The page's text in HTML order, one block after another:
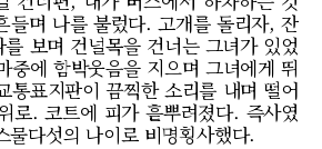
들며 나를 불렀다. 고개를 돌리자, 잔
보며 건널목을 건너는 그녀가 있었
중에 함박웃음을 지으며 그녀에게 뛰
통표지판이 끔찍한 소리를 내며 떨어
로. 코트에 피가 흩뿌려졌다. 즉사였
물다섯의 나이로 비명횡사했다.